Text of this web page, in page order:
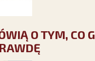
O TYM, CO